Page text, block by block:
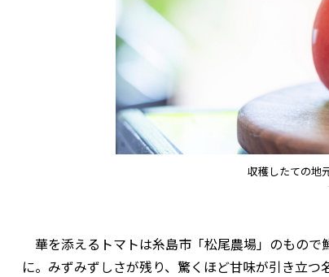
収穫したての地
華を添えるトマトは糸島市「松尾農場」のもので
に。みずみずしさが残り、驚くほど甘味が引き立つ